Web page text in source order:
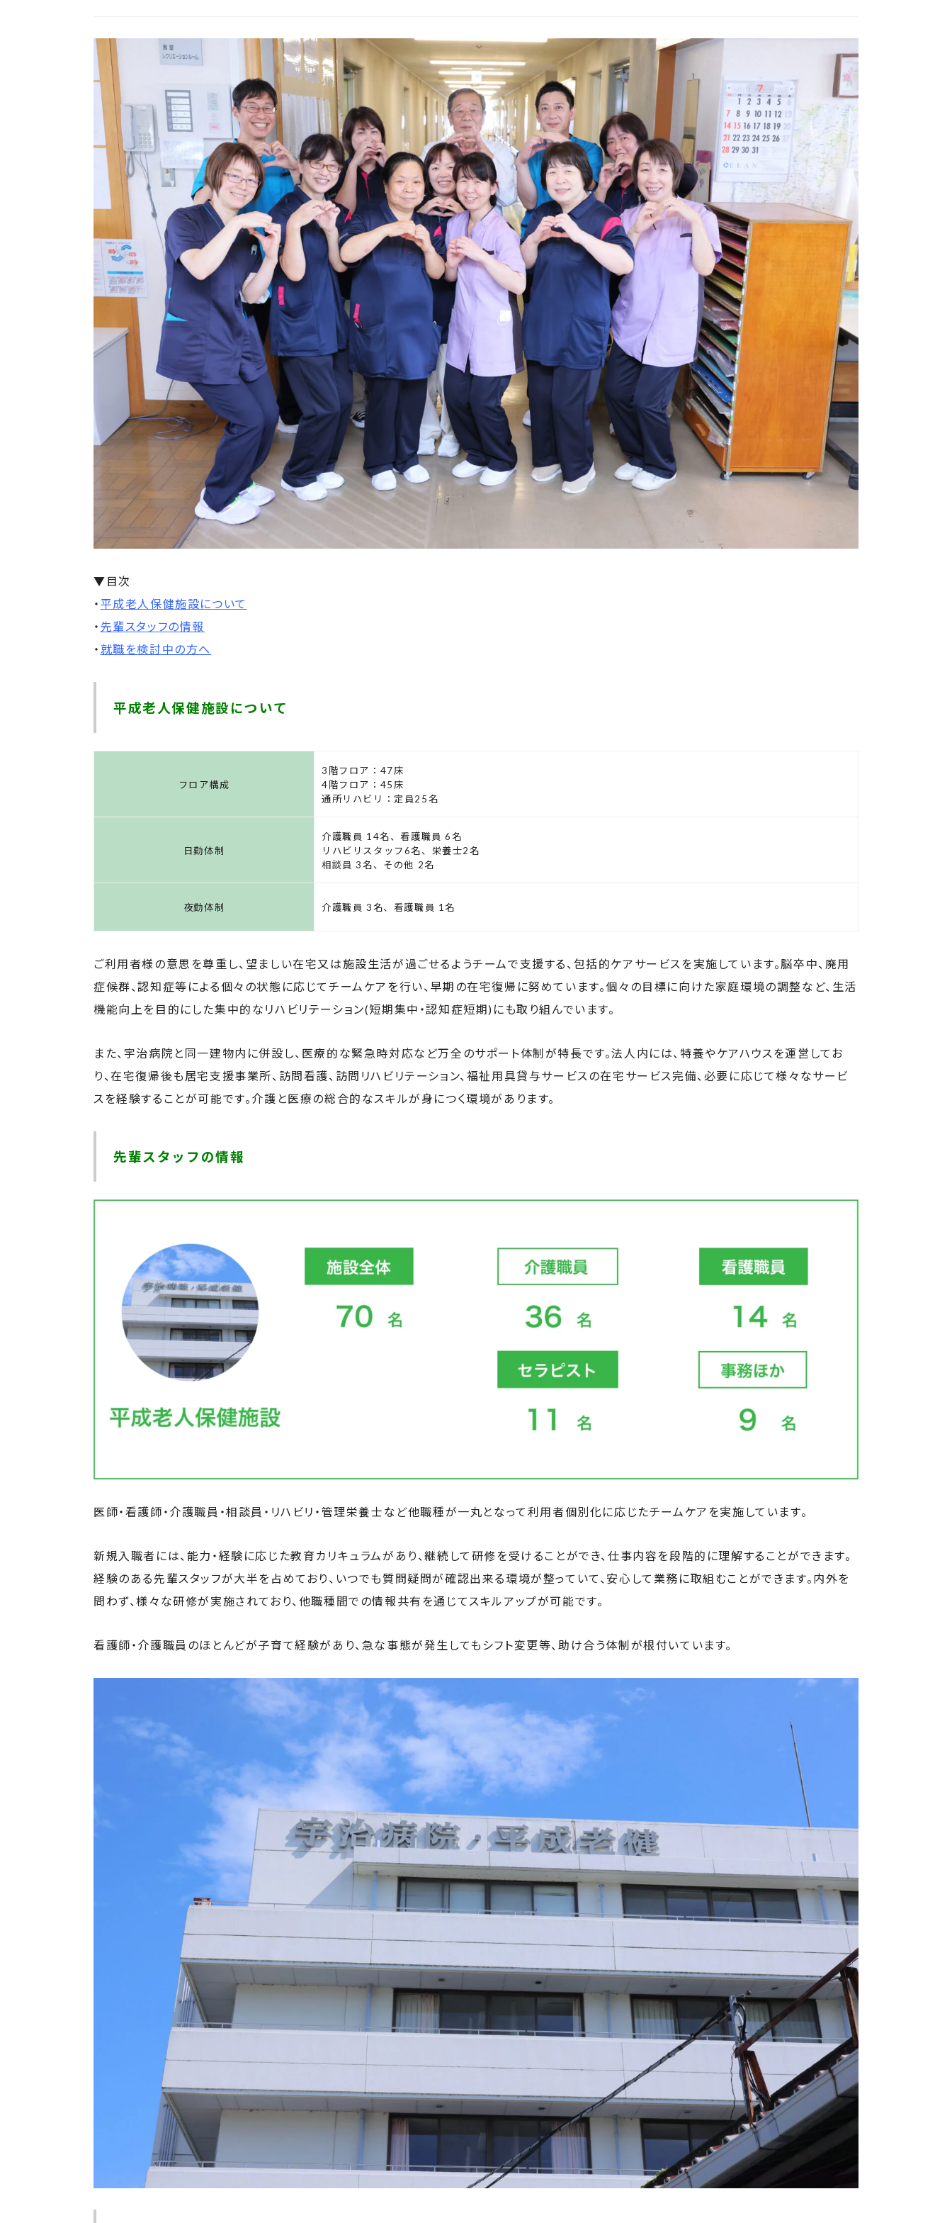
▼目次
・ 平成老人保健施設について
・ 先輩スタッフの情報
・ 就職を検討中の方へ
平成老人保健施設について
フロア構成
3階フロア：47床
4階フロア：45床
通所リハビリ：定員25名
日勤体制
介護職員 14名、看護職員 6名
リハビリスタッフ6名、 栄養士2名
相談員 3名、その他 2名
夜勤体制 介護職員 3名、看護職員 1名
ご利用者様の意思を尊重し、望ましい在宅又は施設生活が過ごせるようチームで支援する、包括的ケアサービスを実施しています。脳卒中、廃用
症候群、認知症等による個々の状態に応じてチームケアを行い、早期の在宅復帰に努めています。個々の目標に向けた家庭環境の調整など、生活
機能向上を目的にした集中的なリハビリテーション(短期集中・認知症短期)にも取り組んでいます。
また、宇治病院と同一建物内に併設し、医療的な緊急時対応など万全のサポート体制が特長です。法人内には、特養やケアハウスを運営してお
り、在宅復帰後も居宅支援事業所、訪問看護、訪問リハビリテーション、福祉用具貸与サービスの在宅サービス完備、必要に応じて様々なサービ
スを経験することが可能です。介護と医療の総合的なスキルが身につく環境があります。
先輩スタッフの情報
医師・看護師・介護職員・相談員・リハビリ・管理栄養士など他職種が一丸となって利用者個別化に応じたチームケアを実施しています。
新規入職者には、能力・経験に応じた教育カリキュラムがあり、継続して研修を受けることができ、仕事内容を段階的に理解することができます。
経験のある先輩スタッフが大半を占めており、いつでも質問疑問が確認出来る環境が整っていて、安心して業務に取組むことができます。内外を
問わず、様々な研修が実施されており、他職種間での情報共有を通じてスキルアップが可能です。
看護師・介護職員のほとんどが子育て経験があり、急な事態が発生してもシフト変更等、助け合う体制が根付いています。